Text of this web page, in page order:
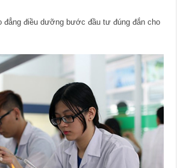
đẳng điều dưỡng bước đầu tư đúng đắn cho